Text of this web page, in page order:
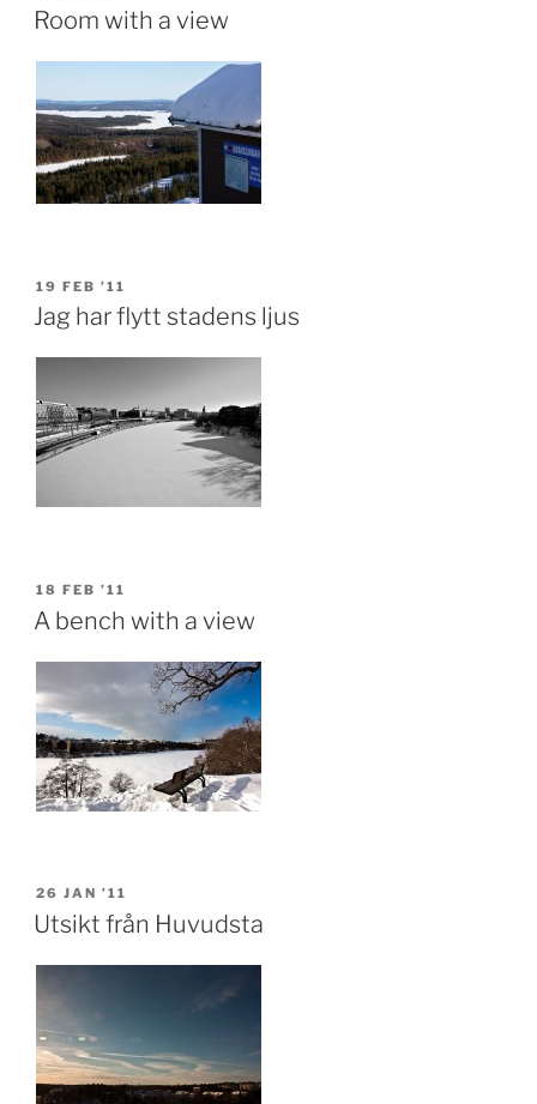
ON
Room with a view
POSTED
ON
19 FEB ’11
Jag har flytt stadens ljus
POSTED
ON
18 FEB ’11
A bench with a view
POSTED
ON
26 JAN ’11
Utsikt från Huvudsta